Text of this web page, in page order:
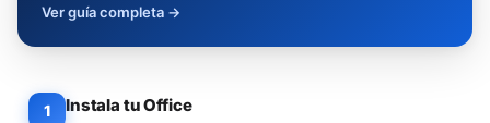
Ver guía completa →
1 Instala tu Office